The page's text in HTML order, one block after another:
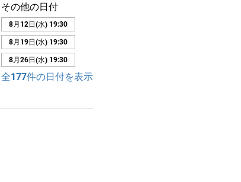
その他の日付
8月12日(水) 19:30
8月19日(水) 19:30
8月26日(水) 19:30
全177件の日付を表示